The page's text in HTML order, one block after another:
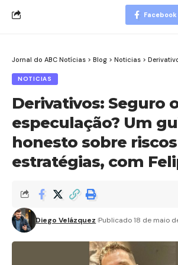
Facebook
Jornal do ABC Notícias > Blog > Noticias > Derivativos: Seguro ou
NOTICIAS
Derivativos: Seguro
especulação? Um
honesto sobre
estratégias, com
Diego Velázquez Publicado 18 de maio